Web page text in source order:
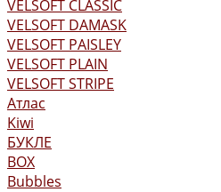
VELSOFT CLASSIC
VELSOFT DAMASK
VELSOFT PAISLEY
VELSOFT PLAIN
VELSOFT STRIPE
Атлас
Kiwi
БУКЛЕ
BOX
Bubbles